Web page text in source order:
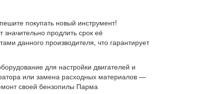
покупать новый инструмент!
продлить срок её
данного производителя, что гарантирует
для настройки двигателей и
или замена расходных материалов —
своей бензопилы Парма